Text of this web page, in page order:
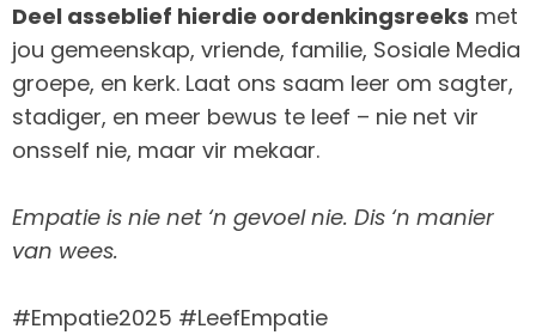
Deel asseblief hierdie oordenkingsreeks met
jou gemeenskap, vriende, familie, Sosiale Media
groepe, en kerk. Laat ons saam leer om sagter,
stadiger, en meer bewus te leef – nie net vir
onsself nie, maar vir mekaar.
Empatie is nie net ‘n gevoel nie. Dis ‘n manier
van wees.
#Empatie2025 #LeefEmpatie